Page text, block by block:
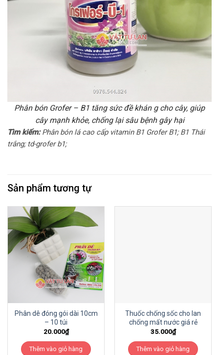
Phân bón Grofer – B1 tăng sức đề khán g cho cây, giúp
cây mạnh khỏe, chống lại sâu bệnh gây hại
Tìm kiếm:Phân bón lá cao cấp vitamin B1 Grofer B1; B1 Thái
trắng; td-grofer b1;
Sản phẩm tương tự
Phân dê đóng gói dài 10cm
– 10 túi
20.000₫
Thêm vào giỏ hàng
Thuốc chống sốc cho lan
chống mất nước giá rẻ
35.000₫
Thêm vào giỏ hàng